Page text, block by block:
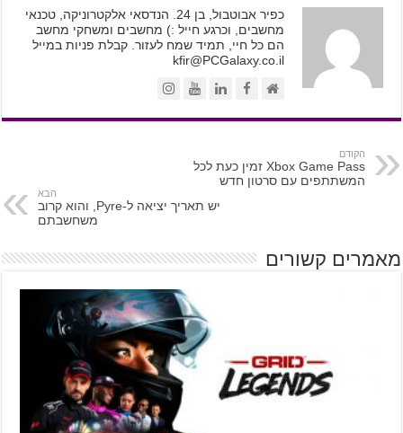
כפיר אבוטבול, בן 24. הנדסאי אלקטרוניקה, טכנאי
מחשבים, וכרגע חייל :) מחשבים ומשחקי מחשב
הם כל חיי, תמיד שמח לעזור. קבלת פניות במייל
kfir@PCGalaxy.co.il
הקודם
Xbox Game Pass זמין כעת לכל
המשתתפים עם סרטון חדש
הבא
יש תאריך יציאה ל-Pyre, והוא קרוב
משחשבתם
מאמרים קשורים